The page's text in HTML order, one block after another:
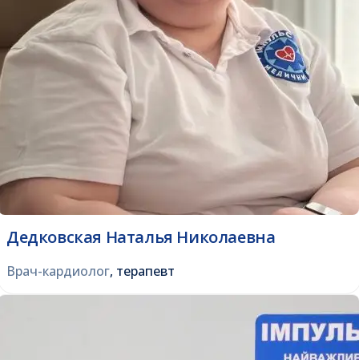
Дедковская Наталья Николаевна
Врач-кардиолог, терапевт